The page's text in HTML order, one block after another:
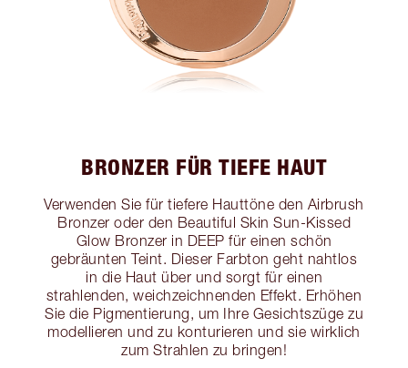
BRONZER FÜR TIEFE HAUT
Verwenden Sie für tiefere Hauttöne den Airbrush
Bronzer oder den Beautiful Skin Sun-Kissed
Glow Bronzer in DEEP für einen schön
gebräunten Teint. Dieser Farbton geht nahtlos
in die Haut über und sorgt für einen
strahlenden, weichzeichnenden Effekt. Erhöhen
Sie die Pigmentierung, um Ihre Gesichtszüge zu
modellieren und zu konturieren und sie wirklich
zum Strahlen zu bringen!